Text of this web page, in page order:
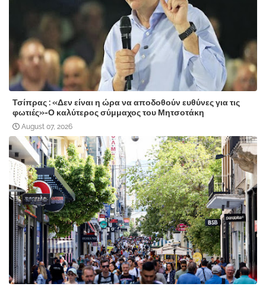
Τσίπρας : «Δεν είναι η ώρα να αποδοθούν ευθύνες για τις
φωτιές»-Ο καλύτερος σύμμαχος του Μητσοτάκη
August 07, 2026